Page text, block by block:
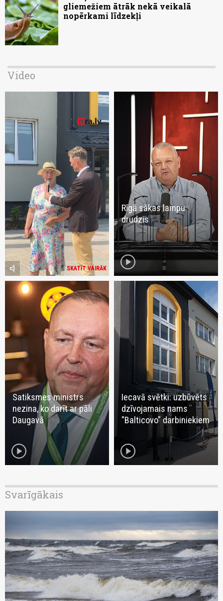
gliemežiem ātrāk nekā veikalā
nopērkami līdzekļi
Video
SKATĪT VAIRĀK
volume_mute
Rīgā sākas lampu
drudzis
play_circle
Satiksmes ministrs
nezina, ko darīt ar pāli
Daugavā
play_circle
Iecavā svētki: uzbūvēts
dzīvojamais nams
"Balticovo" darbiniekiem
play_circle
Svarīgākais